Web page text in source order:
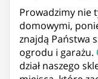
Prowadzimy nie
domowymi,
znajdą Państwa
ogrodu i garażu.
dział naszego